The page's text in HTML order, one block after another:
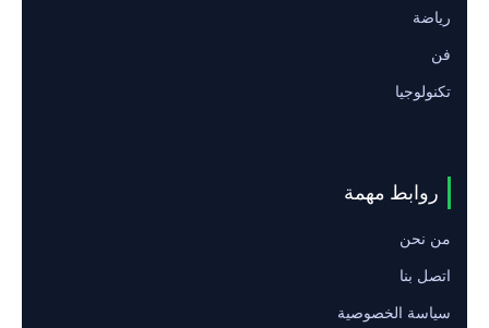
رياضة
فن
تكنولوجيا
روابط مهمة
من نحن
اتصل بنا
سياسة الخصوصية